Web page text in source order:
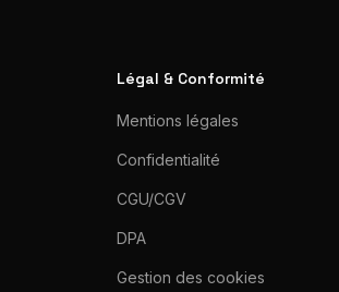
Légal & Conformité
Mentions légales
Confidentialité
CGU/CGV
DPA
Gestion des cookies